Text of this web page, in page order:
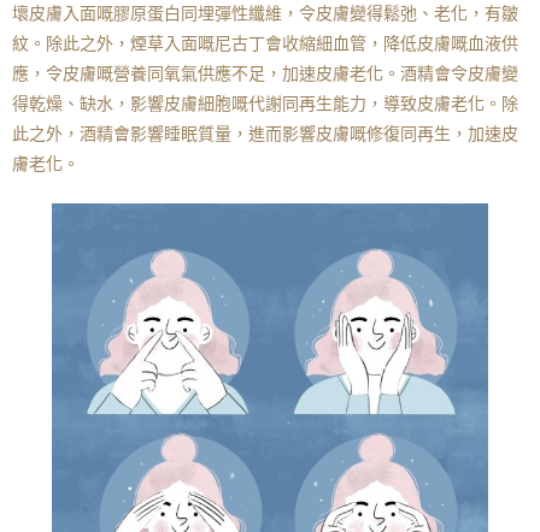
壞皮膚入面嘅膠原蛋白同埋彈性纖維，令皮膚變得鬆弛、老化，有皺
紋。除此之外，煙草入面嘅尼古丁會收縮細血管，降低皮膚嘅血液供
應，令皮膚嘅營養同氧氣供應不足，加速皮膚老化。酒精會令皮膚變
得乾燥、缺水，影響皮膚細胞嘅代謝同再生能力，導致皮膚老化。除
此之外，酒精會影響睡眠質量，進而影響皮膚嘅修復同再生，加速皮
膚老化。